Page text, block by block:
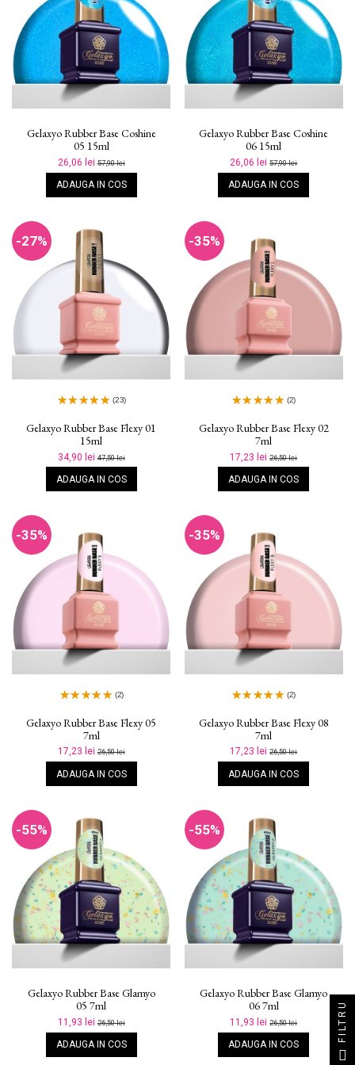
Gelaxyo Rubber Base Coshine
05 15ml
26,06 lei57,90 lei
ADAUGA IN COS
Gelaxyo Rubber Base Coshine
06 15ml
26,06 lei57,90 lei
ADAUGA IN COS
-27%
(23)
Gelaxyo Rubber Base Flexy 01
15ml
34,90 lei47,50 lei
ADAUGA IN COS
-35%
(2)
Gelaxyo Rubber Base Flexy 02
7ml
17,23 lei26,50 lei
ADAUGA IN COS
-35%
(2)
Gelaxyo Rubber Base Flexy 05
7ml
17,23 lei26,50 lei
ADAUGA IN COS
-35%
(2)
Gelaxyo Rubber Base Flexy 08
7ml
17,23 lei26,50 lei
ADAUGA IN COS
-55%
Gelaxyo Rubber Base Glamyo
05 7ml
11,93 lei26,50 lei
ADAUGA IN COS
-55%
Gelaxyo Rubber Base Glamyo
06 7ml
11,93 lei26,50 lei
ADAUGA IN COS
FILTRU